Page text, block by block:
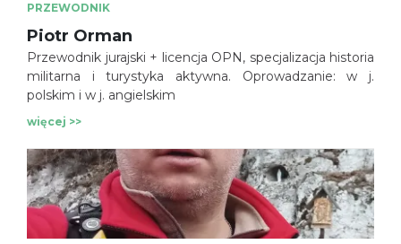
PRZEWODNIK
Piotr Orman
Przewodnik jurajski + licencja OPN, specjalizacja historia
militarna i turystyka aktywna. Oprowadzanie: w j.
polskim i w j. angielskim
więcej >>